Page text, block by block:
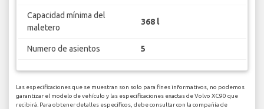
Capacidad mínima del
maletero
368 l
Numero de asientos 5
Las especificaciones que se muestran son solo para fines informativos, no podemos
garantizar el modelo de vehículo y las especificaciones exactas de Volvo XC90 que
recibirá. Para obtener detalles específicos, debe consultar con la compañía de